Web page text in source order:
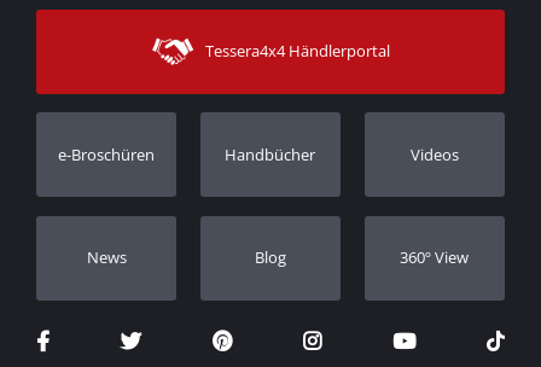
Sitemap
Versandarten
Kontakt
Kundendienst
Bestellung verfolgen
Händler
Tessera4x4 Händlerportal
e-Broschüren Handbücher Videos
Νews Blog 360º View